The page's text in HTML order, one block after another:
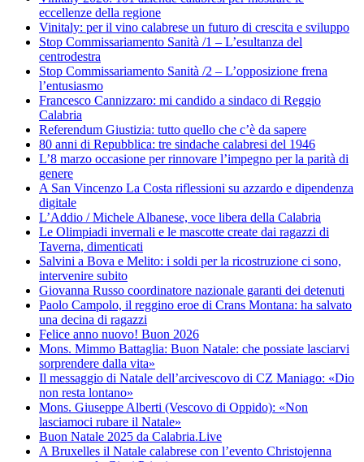
eccellenze della regione
Vinitaly: per il vino calabrese un futuro di crescita e sviluppo
Stop Commissariamento Sanità /1 – L’esultanza del
centrodestra
Stop Commissariamento Sanità /2 – L’opposizione frena
l’entusiasmo
Francesco Cannizzaro: mi candido a sindaco di Reggio
Calabria
Referendum Giustizia: tutto quello che c’è da sapere
80 anni di Repubblica: tre sindache calabresi del 1946
L’8 marzo occasione per rinnovare l’impegno per la parità di
genere
A San Vincenzo La Costa riflessioni su azzardo e dipendenza
digitale
L’Addio / Michele Albanese, voce libera della Calabria
Le Olimpiadi invernali e le mascotte create dai ragazzi di
Taverna, dimenticati
Salvini a Bova e Melito: i soldi per la ricostruzione ci sono,
intervenire subito
Giovanna Russo coordinatore nazionale garanti dei detenuti
Paolo Campolo, il reggino eroe di Crans Montana: ha salvato
una decina di ragazzi
Felice anno nuovo! Buon 2026
Mons. Mimmo Battaglia: Buon Natale: che possiate lasciarvi
sorprendere dalla vita»
Il messaggio di Natale dell’arcivescovo di CZ Maniago: «Dio
non resta lontano»
Mons. Giuseppe Alberti (Vescovo di Oppido): «Non
lasciamoci rubare il Natale»
Buon Natale 2025 da Calabria.Live
A Bruxelles il Natale calabrese con l’evento Christojenna